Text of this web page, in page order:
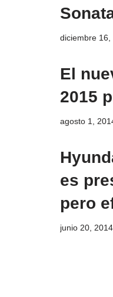
diciembre 16,
El
2015
agosto 1,
es
pero
junio 20, 2014